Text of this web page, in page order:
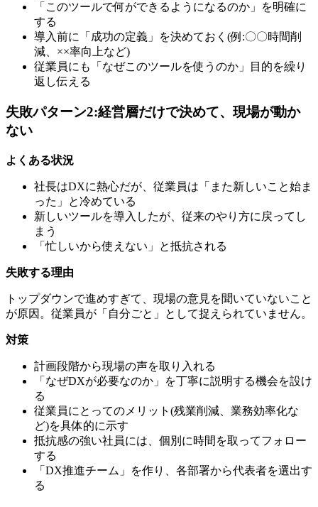
「このツールで何ができるようになるのか」を明確に
する
導入前に「成功の定義」を決めておく(例:〇〇時間削
減、××率向上など)
従業員にも「なぜこのツールを使うのか」目的を繰り
返し伝える
失敗パターン2:経営層だけで決めて、現場が動か
ない
よくある状況
社長はDXに熱心だが、従業員は「また新しいこと始ま
った」と冷めている
新しいツールを導入したが、従来のやり方に戻ってし
まう
「忙しいから使えない」と抵抗される
失敗する理由
トップダウンで進めすぎて、現場の意見を聞いていないこと
が原因。従業員が「自分ごと」として捉えられていません。
対策
計画段階から現場の声を取り入れる
「なぜDXが必要なのか」を丁寧に説明する機会を設け
る
従業員にとってのメリット(残業削減、業務効率化な
ど)を具体的に示す
抵抗感の強い社員には、個別に時間を取ってフォロー
する
「DX推進チーム」を作り、各部署から代表者を選出す
る